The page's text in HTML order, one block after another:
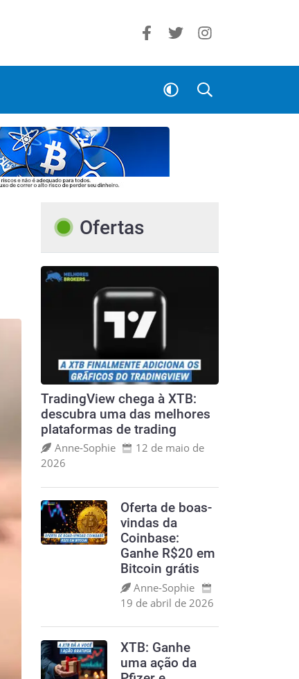
Ofertas
TradingView chega à XTB:
descubra uma das melhores
plataformas de trading
Anne‑Sophie
12 de maio de
2026
Oferta de boas-
vindas da
Coinbase:
Ganhe R$20 em
Bitcoin grátis
Anne‑Sophie
19 de abril de 2026
XTB: Ganhe
uma ação da